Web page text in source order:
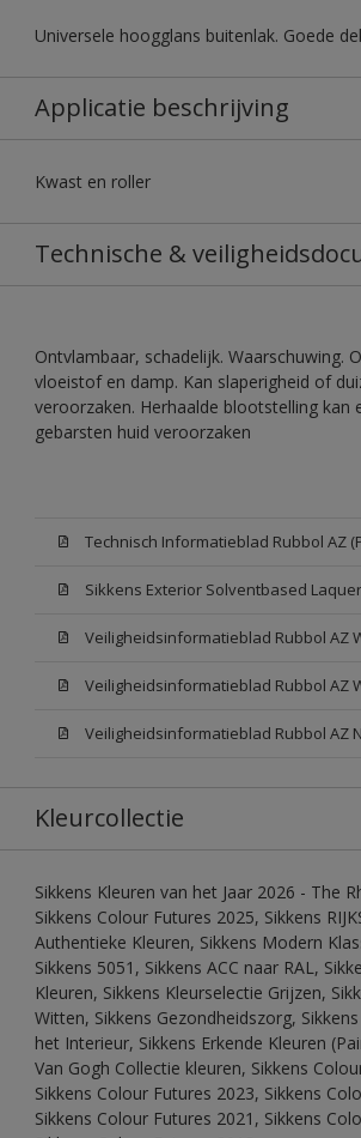
Universele hoogglans buitenlak. Goede
Applicatie beschrijving
Kwast en roller
Technische &
Ontvlambaar, schadelijk. Waarschuwing.
vloeistof en damp. Kan slaperigheid of
veroorzaken. Herhaalde blootstelling kan
gebarsten huid veroorzaken
Technisch Informatieblad Rubbol AZ
Veiligheidsinformatieblad Rubbol AZ
Veiligheidsinformatieblad Rubbol AZ
Veiligheidsinformatieblad Rubbol AZ
Kleurcollectie
Sikkens Kleuren van het Jaar 2026 - The
Sikkens Colour Futures 2025, Sikkens
Authentieke Kleuren, Sikkens Modern
Sikkens 5051, Sikkens ACC naar RAL,
Kleuren, Sikkens Kleurselectie Grijzen,
Witten, Sikkens Gezondheidszorg,
het Interieur, Sikkens Erkende Kleuren
Van Gogh Collectie kleuren, Sikkens
Sikkens Colour Futures 2023, Sikkens
Sikkens Colour Futures 2021, Sikkens